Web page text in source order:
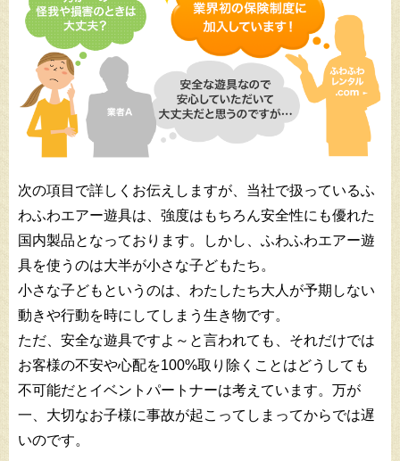
次の項目で詳しくお伝えしますが、当社で扱っているふ
わふわエアー遊具は、強度はもちろん安全性にも優れた
国内製品となっております。しかし、ふわふわエアー遊
具を使うのは大半が小さな子どもたち。
小さな子どもというのは、わたしたち大人が予期しない
動きや行動を時にしてしまう生き物です。
ただ、安全な遊具ですよ～と言われても、それだけでは
お客様の不安や心配を100%取り除くことはどうしても
不可能だとイベントパートナーは考えています。万が
一、大切なお子様に事故が起こってしまってからでは遅
いのです。